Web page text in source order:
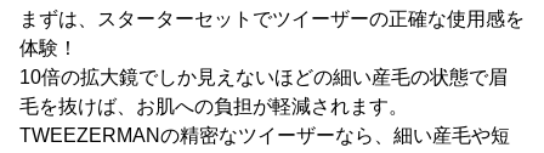
まずは、スターターセットでツイーザーの正確な使用感を
体験！
10倍の拡大鏡でしか見えないほどの細い産毛の状態で眉
毛を抜けば、お肌への負担が軽減されます。
TWEEZERMANの精密なツイーザーなら、細い産毛や短